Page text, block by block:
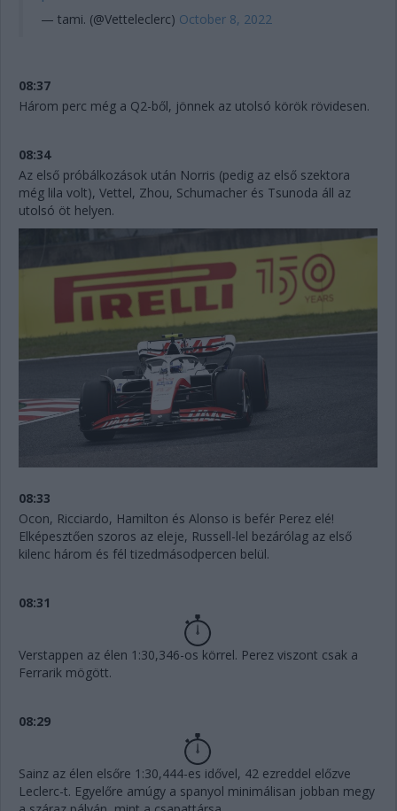
— tami. (@Vetteleclerc) October 8, 2022
08:37
Három perc még a Q2-ből, jönnek az utolsó körök rövidesen.
08:34
Az első próbálkozások után Norris (pedig az első szektora
még lila volt), Vettel, Zhou, Schumacher és Tsunoda áll az
utolsó öt helyen.
08:33
Ocon, Ricciardo, Hamilton és Alonso is befér Perez elé!
Elképesztően szoros az eleje, Russell-lel bezárólag az első
kilenc három és fél tizedmásodpercen belül.
08:31
Verstappen az élen 1:30,346-os körrel. Perez viszont csak a
Ferrarik mögött.
08:29
Sainz az élen elsőre 1:30,444-es idővel, 42 ezreddel előzve
Leclerc-t. Egyelőre amúgy a spanyol minimálisan jobban megy